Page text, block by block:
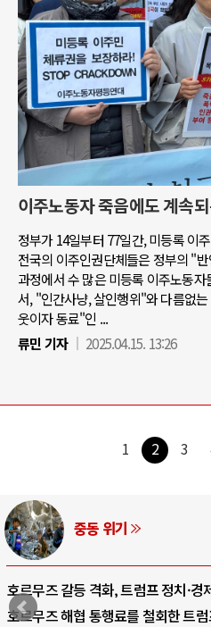
이주노동자 죽음에도 계속
정부가 14일부터 77일간, 미등록 이
전국의 이주인권단체들은 정부의 "
과정에서 수 많은 미등록 이주노동
서, "인간사냥, 살인행위"와 다름없
웃이자 동료"인 ...
류민 기자
2025.04.15. 13:26
1 2 3
AI와 인간
중국 AI, 저가 공세로 글로벌 토큰 시..
AI 국부펀드 구상 놓고 미국 진보진